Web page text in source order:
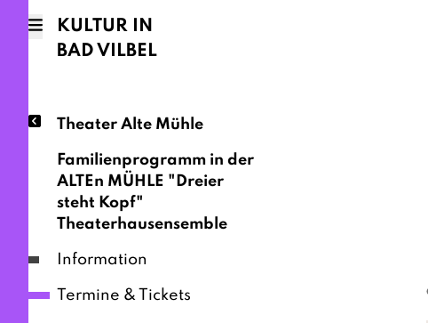
KULTUR IN
BAD VILBEL
Theater Alte Mühle
Familienprogramm in der
ALTEn MÜHLE "Dreier
steht Kopf"
Theaterhausensemble
Information
Termine & Tickets